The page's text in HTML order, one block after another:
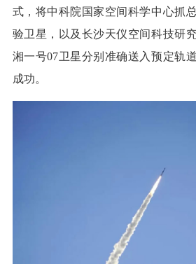
式，将中科院国家空间科学中心抓
验卫星，以及长沙天仪空间科技研
湘一号07卫星分别准确送入预定轨
成功。